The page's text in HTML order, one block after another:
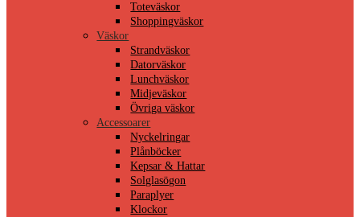
Toteväskor
Shoppingväskor
Väskor
Strandväskor
Datorväskor
Lunchväskor
Midjeväskor
Övriga väskor
Accessoarer
Nyckelringar
Plånböcker
Kepsar & Hattar
Solglasögon
Paraplyer
Klockor